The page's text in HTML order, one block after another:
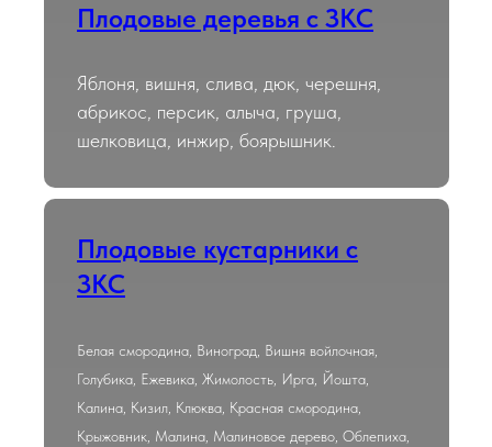
Плодовые деревья с ЗКС
Яблоня, вишня, слива, дюк, черешня,
абрикос, персик, алыча, груша,
шелковица, инжир, боярышник.
Плодовые кустарники с
ЗКС
Белая смородина, Виноград, Вишня войлочная,
Голубика, Ежевика, Жимолость, Ирга, Йошта,
Калина, Кизил, Клюква, Красная смородина,
Крыжовник, Малина, Малиновое дерево, Облепиха,